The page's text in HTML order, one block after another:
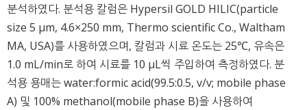
분석하였다. 분석용 칼럼은 Hypersil GOLD HILIC(particle
size 5 μm, 4.6×250 mm, Thermo scientific Co., Waltham
MA, USA)를 사용하였으며, 칼럼과 시료 온도는 25℃, 유속은
1.0 mL/min로 하여 시료를 10 μL씩 주입하여 측정하였다. 분
석용 용매는 water:formic acid(99.5:0.5, v/v; mobile phase
A) 및 100% methanol(mobile phase B)을 사용하여